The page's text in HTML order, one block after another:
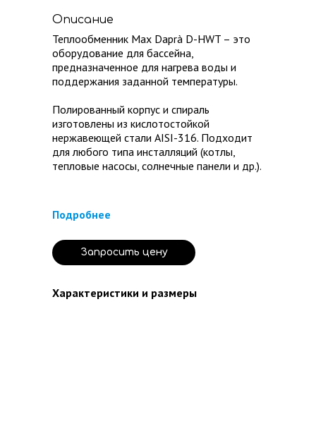
Описание
Теплообменник Max Daprà D-HWT – это
оборудование для бассейна,
предназначенное для нагрева воды и
поддержания заданной температуры.
Полированный корпус и спираль
изготовлены из кислотостойкой
нержавеющей стали AISI-316. Подходит
для любого типа инсталляций (котлы, ​
тепловые насосы, ​солнечные панели и др.).
Подробнее
Запросить цену
Характеристики и размеры